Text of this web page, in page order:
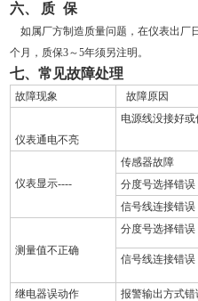
六、 质 保
如属厂方制造质量问题，在仪表出厂
个月，质保3～5年须另注明。
七、常见故障处理
故障现象 故障原因
仪表通电不亮
电源线没接好
仪表显示----
传感器故障
分度号选择错误
信号线连接错误
测量值不正确
分度号选择错误
信号线连接错误
继电器误动作 报警输出方式错